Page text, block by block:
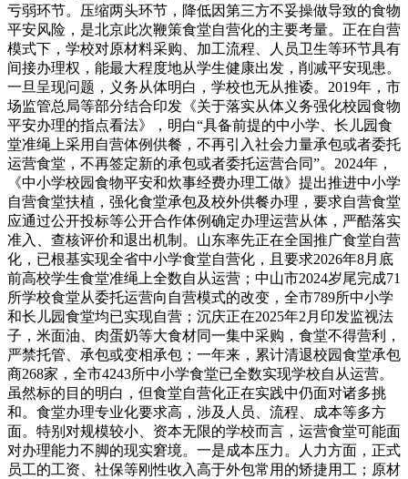
亏弱环节。压缩两头环节，降低因第三方不妥操做导致的食物
平安风险，是北京此次鞭策食堂自营化的主要考量。正在自营
模式下，学校对原材料采购、加工流程、人员卫生等环节具有
间接办理权，能最大程度地从学生健康出发，削减平安现患。
一旦呈现问题，义务从体明白，学校也无从推诿。2019年，市
场监管总局等部分结合印发《关于落实从体义务强化校园食物
平安办理的指点看法》，明白“具备前提的中小学、长儿园食
堂准绳上采用自营体例供餐，不再引入社会力量承包或者委托
运营食堂，不再签定新的承包或者委托运营合同”。2024年，
《中小学校园食物平安和炊事经费办理工做》提出推进中小学
自营食堂扶植，强化食堂承包及校外供餐办理，要求自营食堂
应通过公开投标等公开合作体例确定办理运营从体，严酷落实
准入、查核评价和退出机制。山东率先正在全国推广食堂自营
化，已根基实现全省中小学食堂自营化，且要求2026年8月底
前高校学生食堂准绳上全数自从运营；中山市2024岁尾完成71
所学校食堂从委托运营向自营模式的改变，全市789所中小学
和长儿园食堂均已实现自营；沉庆正在2025年2月印发监视法
子，米面油、肉蛋奶等大食材同一集中采购，食堂不得营利，
严禁托管、承包或变相承包；一年来，累计清退校园食堂承包
商268家，全市4243所中小学食堂已全数实现学校自从运营。
虽然标的目的明白，但食堂自营化正在实践中仍面对诸多挑
和。食堂办理专业化要求高，涉及人员、流程、成本等多方
面。特别对规模较小、资本无限的学校而言，运营食堂可能面
对办理能力不脚的现实窘境。一是成本压力。人力方面，正式
员工的工资、社保等刚性收入高于外包常用的矫捷用工；原材